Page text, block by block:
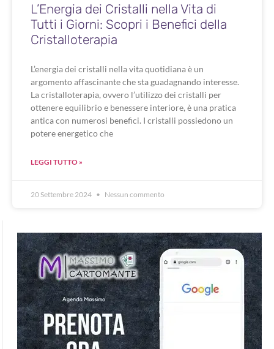
L’Energia dei Cristalli nella Vita di
Tutti i Giorni: Scopri i Benefici della
Cristalloterapia
L’energia dei cristalli nella vita quotidiana è un
argomento affascinante che sta guadagnando interesse.
La cristalloterapia, ovvero l’utilizzo dei cristalli per
ottenere equilibrio e benessere interiore, è una pratica
antica con numerosi benefici. I cristalli possiedono un
potere energetico che
LEGGI TUTTO »
20 Settembre 2024 Nessun commento